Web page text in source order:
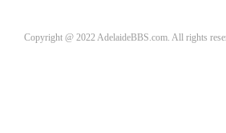
Copyright @ 2022 AdelaideBBS.com. All rights